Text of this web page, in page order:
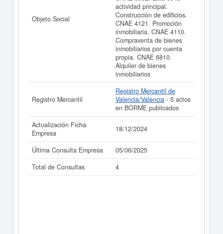
Objeto Social
actividad principal.
Construcción de edificios.
CNAE 4121. Promoción
inmobiliaria. CNAE 4110.
Compraventa de bienes
inmobiliarios por cuenta
propia. CNAE 6810.
Alquiler de bienes
inmobiliarios
Registro Mercantil
Registro Mercantil de
Valencia/València - 5 actos
en BORME publicados
Actualización Ficha
Empresa
18/12/2024
Última Consulta Empresa
05/06/2025
Total de Consultas
4